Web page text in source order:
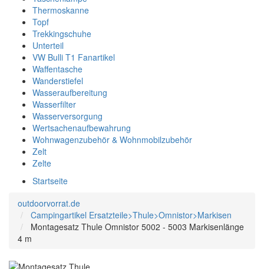
Thermoskanne
Topf
Trekkingschuhe
Unterteil
VW Bulli T1 Fanartikel
Waffentasche
Wanderstiefel
Wasseraufbereitung
Wasserfilter
Wasserversorgung
Wertsachenaufbewahrung
Wohnwagenzubehör & Wohnmobilzubehör
Zelt
Zelte
Startseite
outdoorvorrat.de
Campingartikel Ersatzteile>Thule>Omnistor>Markisen
Montagesatz Thule Omnistor 5002 - 5003 Markisenlänge
4 m